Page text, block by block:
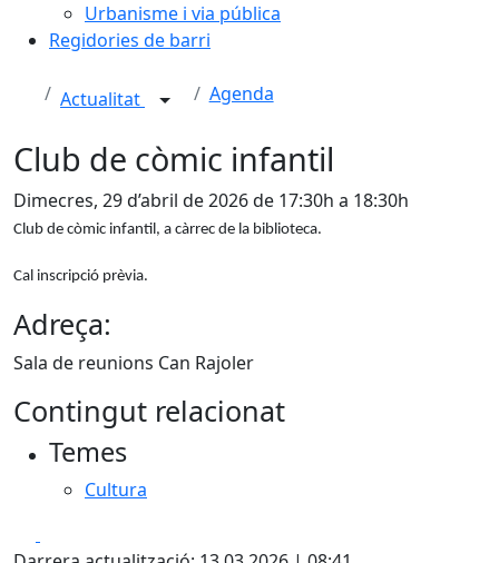
Urbanisme i via pública
Regidories de barri
Actualitat Agenda
Club de còmic infantil
Dimecres, 29 d’abril de 2026 de 17:30h a 18:30h
Club de còmic infantil, a càrrec de la biblioteca.
Cal inscripció prèvia.
Adreça:
Sala de reunions Can Rajoler
Contingut relacionat
Temes
Cultura